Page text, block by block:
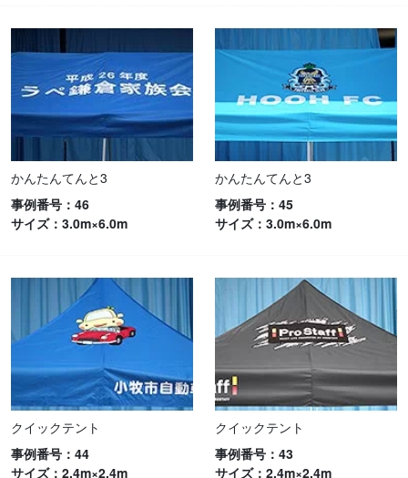
かんたんてんと3
事例番号：46
サイズ：3.0m×6.0m
かんたんてんと3
事例番号：45
サイズ：3.0m×6.0m
クイックテント
事例番号：44
サイズ：2.4m×2.4m
クイックテント
事例番号：43
サイズ：2.4m×2.4m